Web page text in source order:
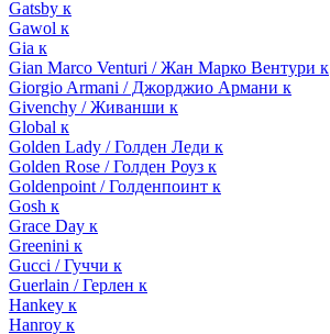
Gatsby к
Gawol к
Gia к
Gian Marco Venturi / Жан Марко Вентури к
Giorgio Armani / Джорджио Армани к
Givenchy / Живанши к
Global к
Golden Lady / Голден Леди к
Golden Rose / Голден Роуз к
Goldenpoint / Голденпоинт к
Gosh к
Grace Day к
Greenini к
Gucci / Гуччи к
Guerlain / Герлен к
Hankey к
Hanroy к